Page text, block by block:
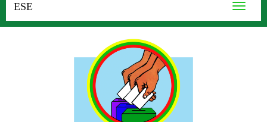
Toggle
ESE